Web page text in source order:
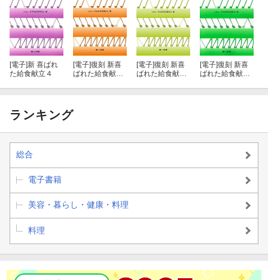
[電子]新 喜ばれ
た給食献立４
[電子]復刻 新喜
ばれた給食献立
[電子]復刻 新喜
ばれた給食献立
[電子]復刻 新喜
ばれた給食献立
ランキング
総合
電子書籍
美容・暮らし・健康・料理
料理